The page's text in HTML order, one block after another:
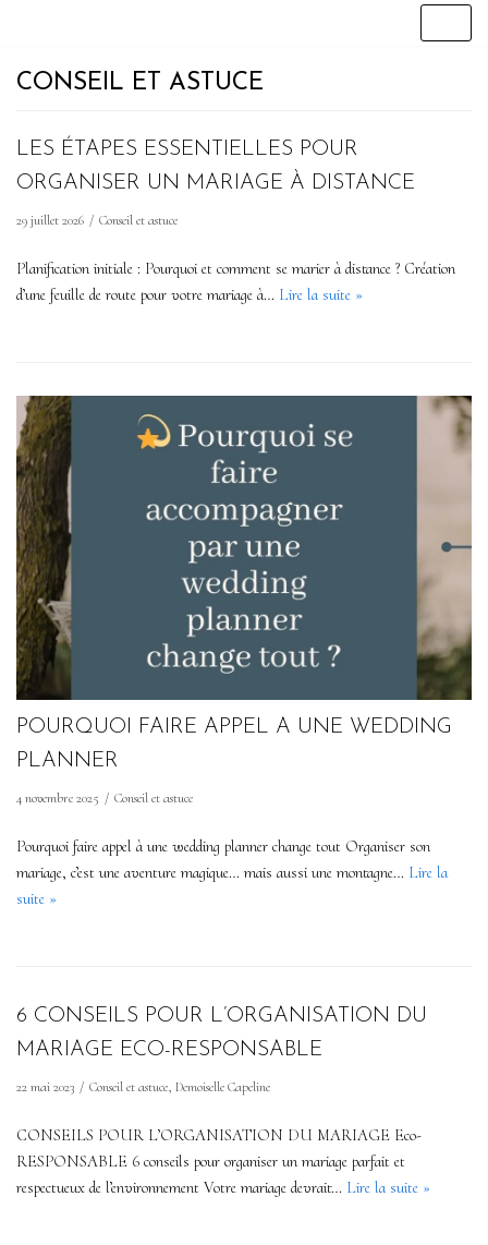
au
CONSEIL ET ASTUCE
LES ÉTAPES ESSENTIELLES POUR
ORGANISER UN MARIAGE À DISTANCE
29 juillet 2026 Conseil et astuce
Planification initiale : Pourquoi et comment se marier à distance ? Création
d’une feuille de route pour votre mariage à… Lire la suite »
POURQUOI FAIRE APPEL A UNE WEDDING
PLANNER
4 novembre 2025 Conseil et astuce
Pourquoi faire appel à une wedding planner change tout Organiser son
mariage, c’est une aventure magique… mais aussi une montagne… Lire la
suite »
6 CONSEILS POUR L’ORGANISATION DU
MARIAGE ECO-RESPONSABLE
22 mai 2023 Conseil et astuce, Demoiselle Capeline
CONSEILS POUR L’ORGANISATION DU MARIAGE Eco-
RESPONSABLE 6 conseils pour organiser un mariage parfait et
respectueux de l’environnement Votre mariage devrait… Lire la suite »